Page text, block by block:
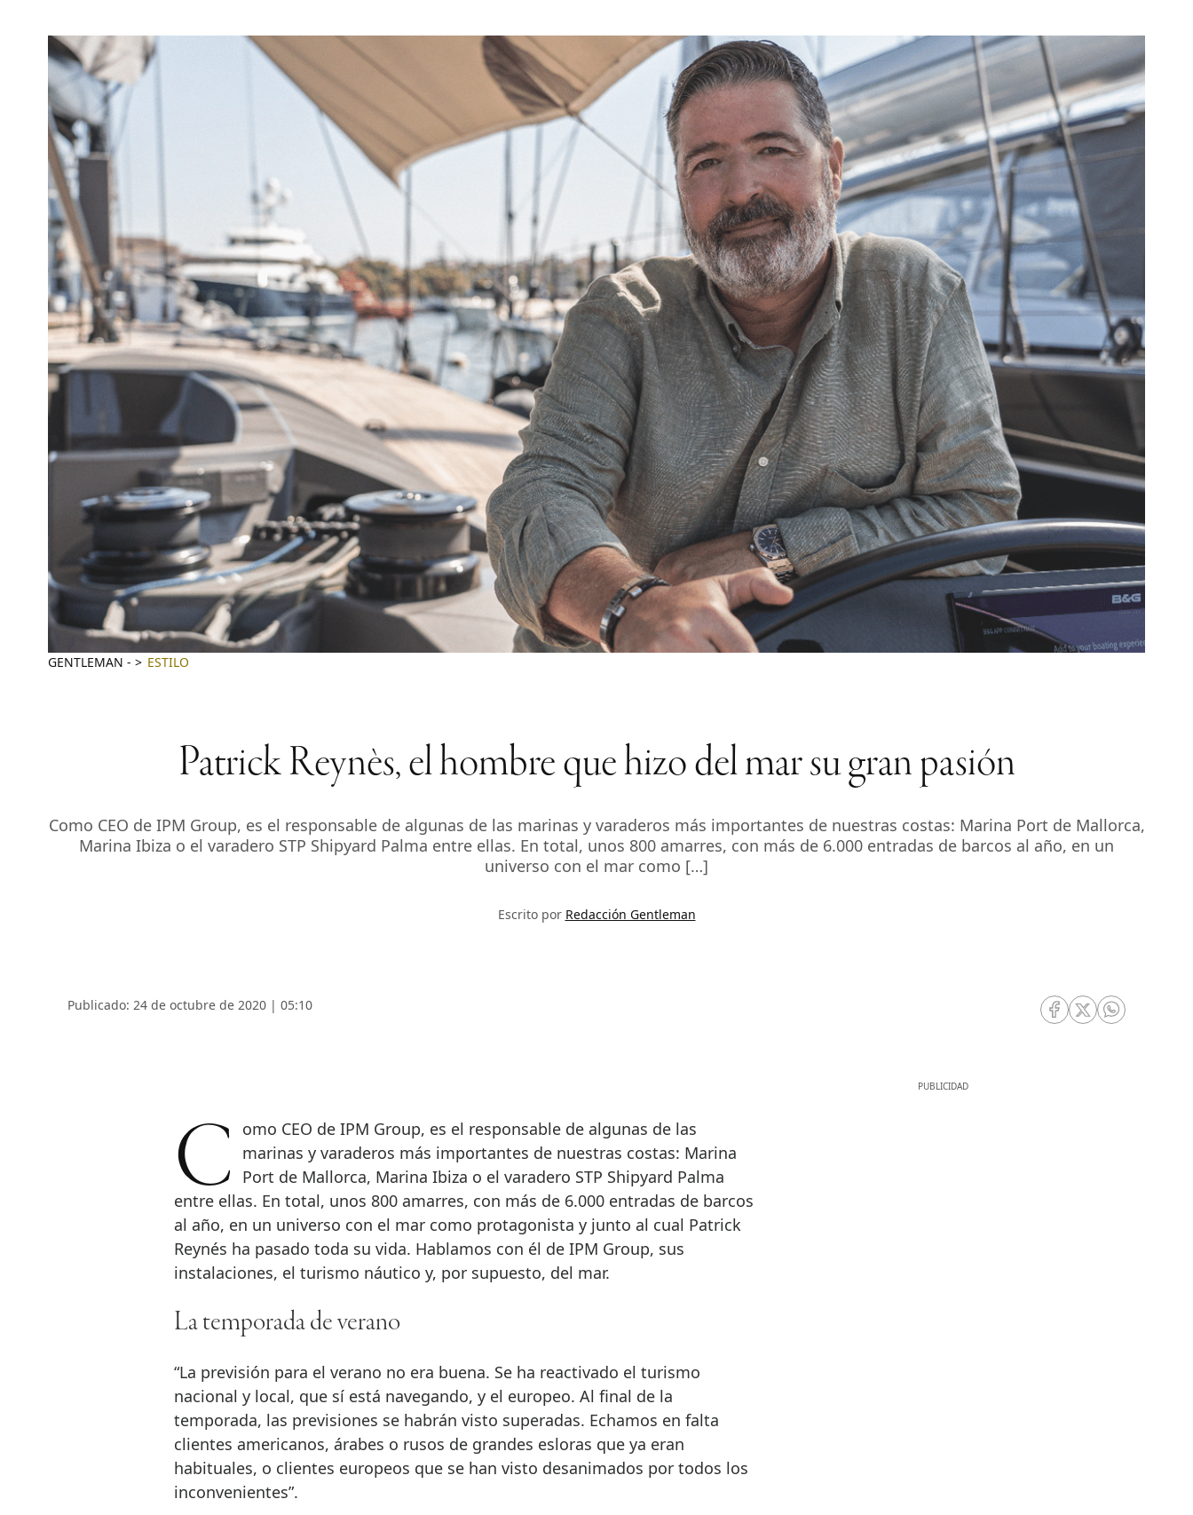
GENTLEMAN - ESTILO
Patrick Reynès, el hombre que hizo del mar su gran pasión
Como CEO de IPM Group, es el responsable de algunas de las marinas y varaderos más importantes de nuestras costas: Marina Port de Mallorca,
Marina Ibiza o el varadero STP Shipyard Palma entre ellas. En total, unos 800 amarres, con más de 6.000 entradas de barcos al año, en un
universo con el mar como […]
Escrito por Redacción Gentleman
Publicado: 24 de octubre de 2020 | 05:10
RRSS Facebook
RRSS Twitter
RRSS
Como CEO de IPM Group, es el responsable de algunas de las
marinas y varaderos más importantes de nuestras costas: Marina
Port de Mallorca, Marina Ibiza o el varadero STP Shipyard Palma
entre ellas. En total, unos 800 amarres, con más de 6.000 entradas de barcos
al año, en un universo con el mar como protagonista y junto al cual Patrick
Reynés ha pasado toda su vida. Hablamos con él de IPM Group, sus
instalaciones, el turismo náutico y, por supuesto, del mar.
La temporada de verano
“La previsión para el verano no era buena. Se ha reactivado el turismo
nacional y local, que sí está navegando, y el europeo. Al final de la
temporada, las previsiones se habrán visto superadas. Echamos en falta
clientes americanos, árabes o rusos de grandes esloras que ya eran
habituales, o clientes europeos que se han visto desanimados por todos los
inconvenientes”.